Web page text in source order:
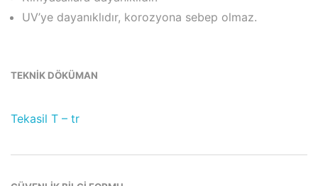
UV’ye dayanıklıdır, korozyona sebep olmaz.
TEKNİK DÖKÜMAN
Tekasil T – tr